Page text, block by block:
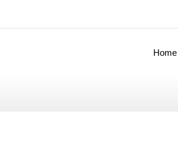
Home